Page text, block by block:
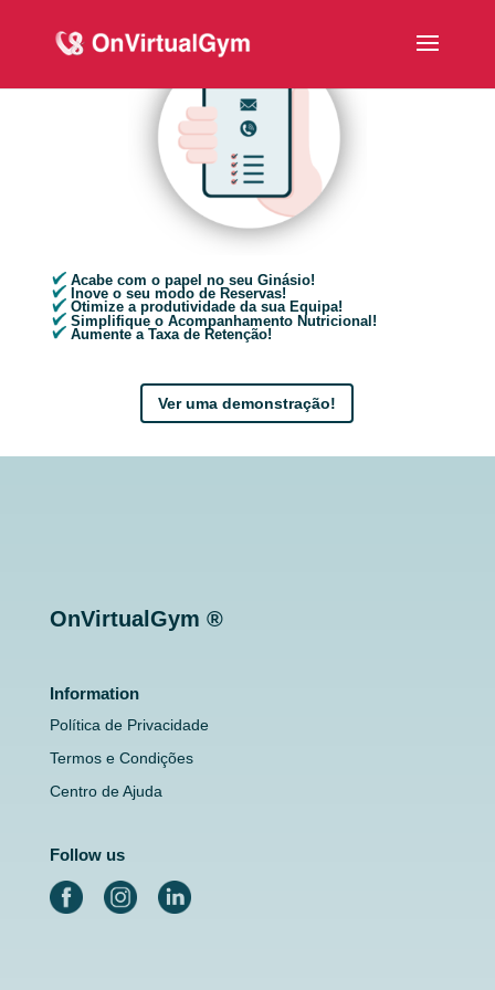
Acabe com o papel no seu Ginásio!
Inove o seu modo de Reservas!
Otimize a produtividade da sua Equipa!
Simplifique o Acompanhamento Nutricional!
Aumente a Taxa de Retenção!
Ver uma demonstração!
OnVirtualGym ®
Information
Política de Privacidade
Termos e Condições
Centro de Ajuda
Follow us